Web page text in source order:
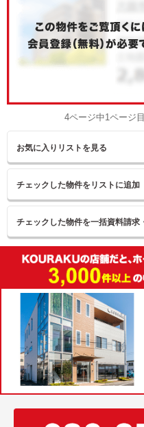
4ページ中1ページ目
お気に入りリストを見る